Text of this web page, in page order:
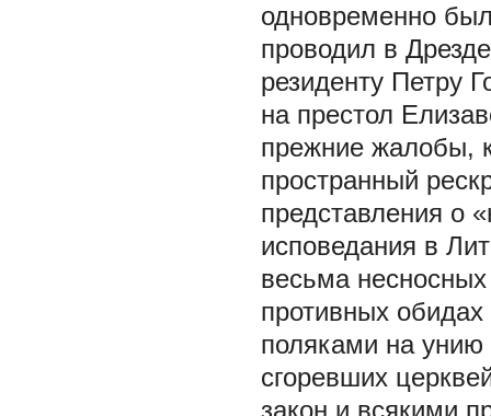
одновременно
проводил в
резиденту Петру
на престол
прежние жалобы,
пространный
представления о
исповедания в
весьма
противных
поляками на
сгоревших
закон и всякими